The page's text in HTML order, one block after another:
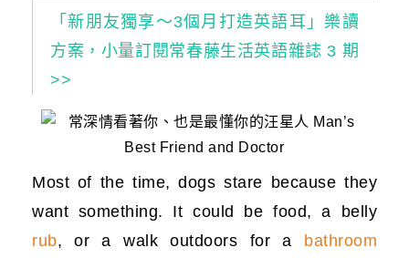
「新朋友獨享～3個月打造英語耳」樂讀
方案，小量訂閱常春藤生活英語雜誌 3 期
>>
Most of the time, dogs stare because they
want something. It could be food, a belly
rub, or a walk outdoors for a bathroom